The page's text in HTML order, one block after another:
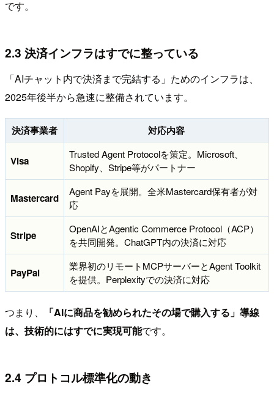
です。
2.3 決済インフラはすでに整っている
「AIチャット内で決済まで完結する」ためのインフラは、
2025年後半から急速に整備されています。
決済事業者 対応内容
Visa
Trusted Agent Protocolを策定。Microsoft、
Shopify、Stripe等がパートナー
Mastercard
Agent Payを展開。全米Mastercard保有者が対
応
Stripe
OpenAIとAgentic Commerce Protocol（ACP）
を共同開発。ChatGPT内の決済に対応
PayPal
業界初のリモートMCPサーバーとAgent Toolkit
を提供。Perplexityでの決済に対応
つまり、
「AIに商品を勧められたその場で購入する」導線
は、技術的にはすでに実現可能です。
2.4 プロトコル標準化の動き